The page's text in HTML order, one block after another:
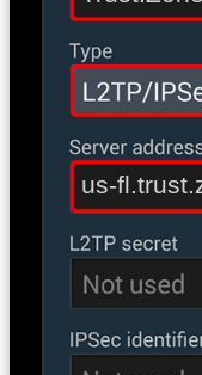
us-